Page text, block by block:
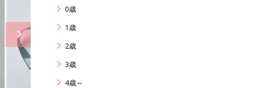
0歳
1歳
2歳
3歳
4歳～